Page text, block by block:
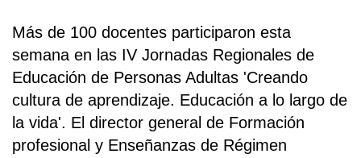
Más de 100 docentes participaron esta
semana en las IV Jornadas Regionales de
Educación de Personas Adultas 'Creando
cultura de aprendizaje. Educación a lo largo de
la vida'. El director general de Formación
profesional y Enseñanzas de Régimen